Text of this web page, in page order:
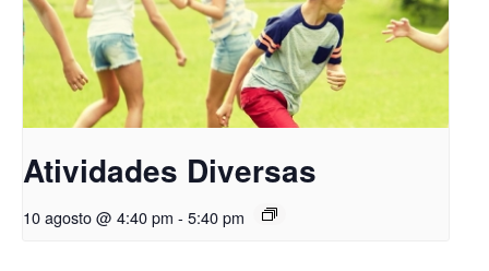
Atividades Diversas
10 agosto @ 4:40 pm - 5:40 pm